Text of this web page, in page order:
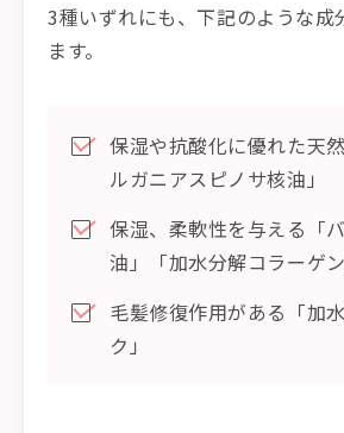
3種いずれにも、下記のような成
ます。
保湿や抗酸化に優れた天
ルガニアスピノサ核油」
保湿、柔軟性を与える「
油」「加水分解コラーゲン
毛髪修復作用がある「加
ク」